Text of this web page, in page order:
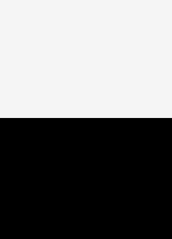
Discuss it
Instagram
auf Youtube
it auf LinkedIn